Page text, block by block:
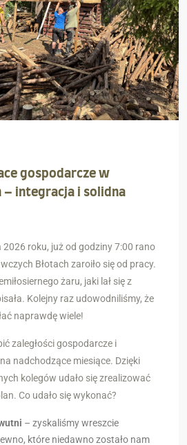
gospodarcze w
– integracja i solidna
2026 roku, już od godziny 7:00 rano
Błotach zaroiło się od pracy.
żaru, jaki lał się z
Kolejny raz udowodniliśmy, że
naprawdę wiele!
zaległości gospodarcze i
nadchodzące miesiące. Dzięki
kolegów udało się zrealizować
Co udało się wykonać?
– zyskaliśmy wreszcie
które niedawno zostało nam